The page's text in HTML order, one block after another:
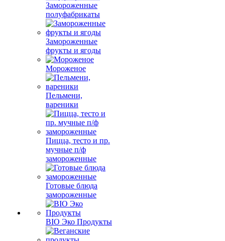
Замороженные
полуфабрикаты
Замороженные
фрукты и ягоды
Мороженое
Пельмени,
вареники
Пицца, тесто и пр.
мучные п/ф
замороженные
Готовые блюда
замороженные
BIO Эко Продукты